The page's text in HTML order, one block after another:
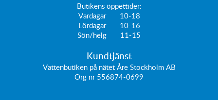
Butikens öppettider:
Vardagar 10-18
Lördagar 10-16
Sön/helg 11-15
Kundtjänst
Vattenbutiken på nätet Åre Stockholm AB
Org nr 556874-0699